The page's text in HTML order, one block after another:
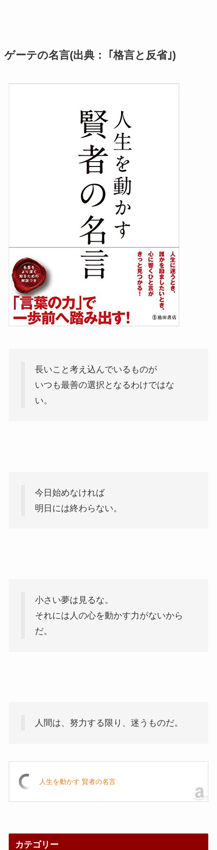
ゲーテの名言(出典： ｢格言と反省｣)
長いこと考え込んでいるものが
いつも最善の選択となるわけではな
い。
今日始めなければ
明日には終わらない。
小さい夢は見るな。
それには人の心を動かす力がないから
だ。
人間は、努力する限り、迷うものだ。
人生を動かす 賢者の名言
カテゴリー